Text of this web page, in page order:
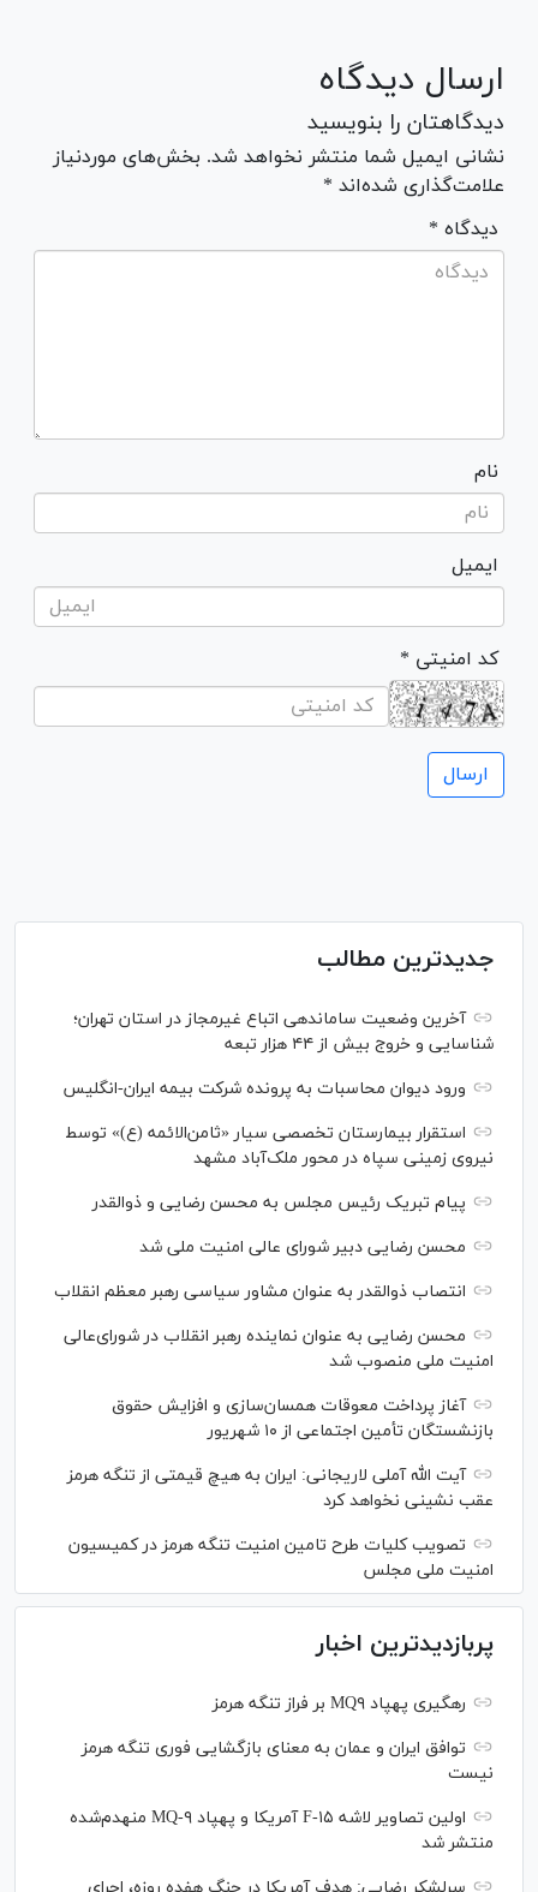
ارسال دیدگاه
دیدگاهتان را بنویسید
نشانی ایمیل شما منتشر نخواهد شد. بخش‌های موردنیاز
علامت‌گذاری شده‌اند *
* دیدگاه
نام
ایمیل
* کد امنیتی
جدیدترین مطالب
آخرین وضعیت ساماندهی اتباع غیرمجاز در استان تهران؛
شناسایی و خروج بیش از ۴۴ هزار تبعه
ورود دیوان محاسبات به پرونده شرکت بیمه ایران-انگلیس
استقرار بیمارستان تخصصی سیار «ثامن‌الائمه (ع)» توسط
نیروی زمینی سپاه در محور ملک‌آباد مشهد
پیام تبریک رئیس مجلس به محسن رضایی و ذوالقدر
محسن رضایی دبیر شورای عالی امنیت ملی شد
انتصاب ذوالقدر به عنوان مشاور سیاسی رهبر معظم انقلاب
محسن رضایی به عنوان نماینده رهبر انقلاب در شورای‌عالی
امنیت ملی منصوب شد
آغاز پرداخت معوقات همسان‌سازی و افزایش حقوق
بازنشستگان تأمین اجتماعی از ۱۰ شهریور
آیت الله آملی لاریجانی: ایران به هیچ قیمتی از تنگه هرمز
عقب نشینی نخواهد کرد
تصویب کلیات طرح تامین امنیت تنگه هرمز در کمیسیون
امنیت ملی مجلس
پربازدیدترین اخبار
رهگیری پهپاد MQ۹ بر فراز تنگه هرمز
توافق ایران و عمان به معنای بازگشایی فوری تنگه هرمز
نیست
اولین تصاویر لاشه F-۱۵ آمریکا و پهپاد MQ-۹ منهدم‌شده
منتشر شد
سرلشکر رضایی: هدف آمریکا در جنگ هفده روزه، اجرای